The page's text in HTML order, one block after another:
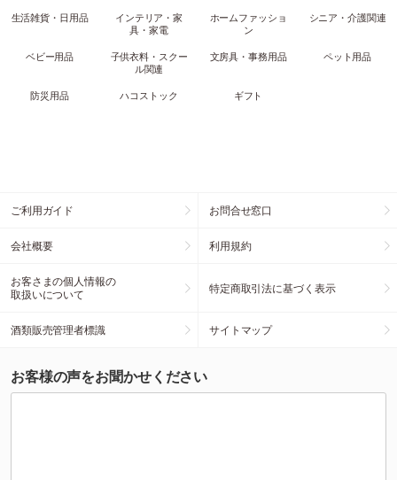
生活雑貨・日用品
インテリア・家
具・家電
ホームファッショ
ン
シニア・介護関連
ベビー用品
子供衣料・スクー
ル関連
文房具・事務用品 ペット用品
防災用品 ハコストック ギフト
ご利用ガイド お問合せ窓口
会社概要 利用規約
お客さまの個人情報の
取扱いについて
特定商取引法に基づく表示
酒類販売管理者標識 サイトマップ
お客様の声をお聞かせください